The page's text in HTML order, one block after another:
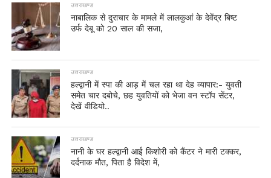
उत्तराखण्ड
नाबालिक से दुराचार के मामले में लालकुआं के देवेंद्र बिष्ट
उर्फ देबू को 20 साल की सजा,
उत्तराखण्ड
हल्द्वानी में स्पा की आड़ में चल रहा था देह व्यापार:- युवती
समेत चार दबोचे, छह युवतियों को भेजा वन स्टॉप सेंटर,
देखें वीडियो..
उत्तराखण्ड
नानी के घर हल्द्वानी आई किशोरी को कैंटर ने मारी टक्कर,
दर्दनाक मौत, पिता है विदेश में,